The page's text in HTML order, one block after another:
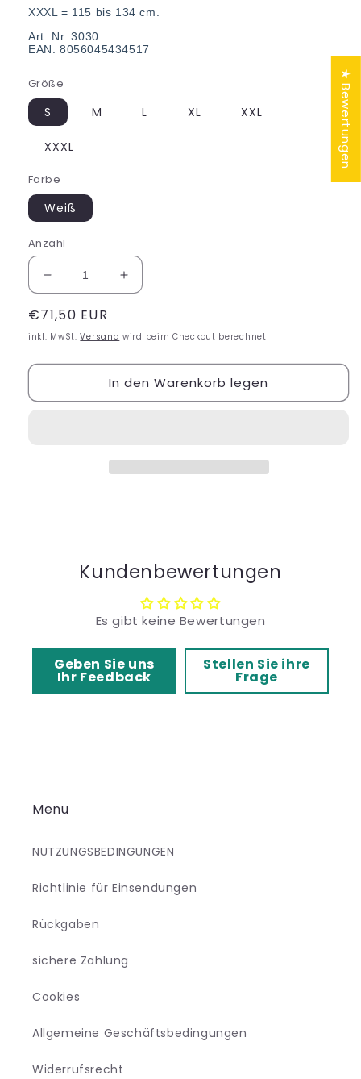
XXXL = 115 bis 134 cm.
Art. Nr. 3030
EAN: 8056045434517
Größe
S M L XL XXL
XXXL
Farbe
Weiß
Anzahl
Verringere
die
Menge
für
Bauchstütze
cm
Erhöhe
die
für
Bauchstütze
28
cm
Normaler
Preis
€71,50 EUR
inkl. MwSt.Versand wird beim Checkout berechnet
In den Warenkorb legen
Kundenbewertungen
Es gibt keine Bewertungen
Geben Sie uns
Ihr Feedback
Stellen Sie ihre
Frage
Menu
NUTZUNGSBEDINGUNGEN
Richtlinie für Einsendungen
Rückgaben
sichere Zahlung
Cookies
Allgemeine Geschäftsbedingungen
Widerrufsrecht
★ Bewertungen